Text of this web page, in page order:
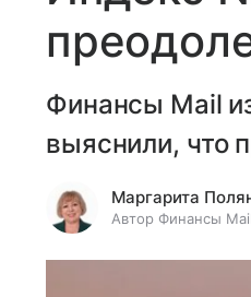
Финансы Mail
выяснили, что
Маргарита
Автор Финансы Mail